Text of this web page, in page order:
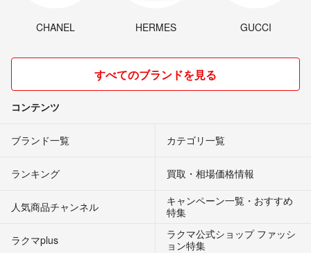
CHANEL HERMES GUCCI
すべてのブランドを見る
コンテンツ
ブランド一覧 カテゴリ一覧
ランキング 買取・相場価格情報
人気商品チャンネル
キャンペーン一覧・おすすめ
特集
ラクマplus
ラクマ公式ショップ ファッシ
ョン特集